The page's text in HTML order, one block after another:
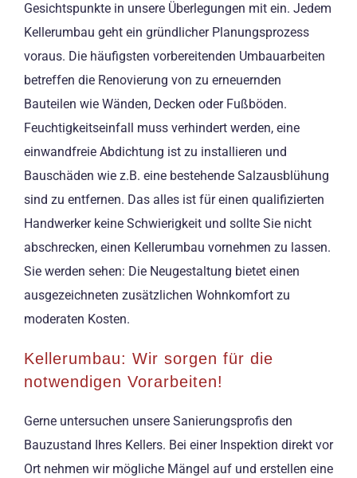
Gesichtspunkte in unsere Überlegungen mit ein. Jedem
Kellerumbau geht ein gründlicher Planungsprozess
voraus. Die häufigsten vorbereitenden Umbauarbeiten
betreffen die Renovierung von zu erneuernden
Bauteilen wie Wänden, Decken oder Fußböden.
Feuchtigkeitseinfall muss verhindert werden, eine
einwandfreie Abdichtung ist zu installieren und
Bauschäden wie z.B. eine bestehende Salzausblühung
sind zu entfernen. Das alles ist für einen qualifizierten
Handwerker keine Schwierigkeit und sollte Sie nicht
abschrecken, einen Kellerumbau vornehmen zu lassen.
Sie werden sehen: Die Neugestaltung bietet einen
ausgezeichneten zusätzlichen Wohnkomfort zu
moderaten Kosten.
Kellerumbau: Wir sorgen für die
notwendigen Vorarbeiten!
Gerne untersuchen unsere Sanierungsprofis den
Bauzustand Ihres Kellers. Bei einer Inspektion direkt vor
Ort nehmen wir mögliche Mängel auf und erstellen eine